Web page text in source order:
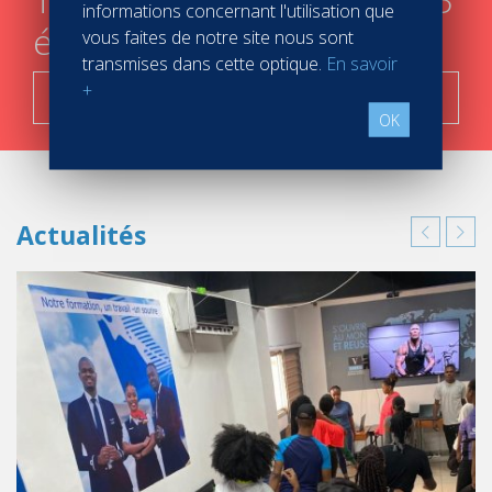
étapes
Actualités
informations concernant l'utilisation que
vous faites de notre site nous sont
transmises dans cette optique. En savoir
+
OK